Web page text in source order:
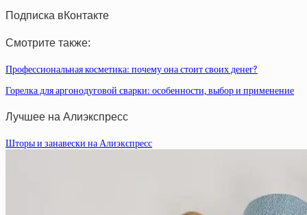
Подписка вКонтакте
Смотрите также:
Профессиональная косметика: почему она стоит своих денег?
Горелка для аргонодуговой сварки: особенности, выбор и применение
Лучшее на Алиэкспресс
Шторы и занавески на Алиэкспресс